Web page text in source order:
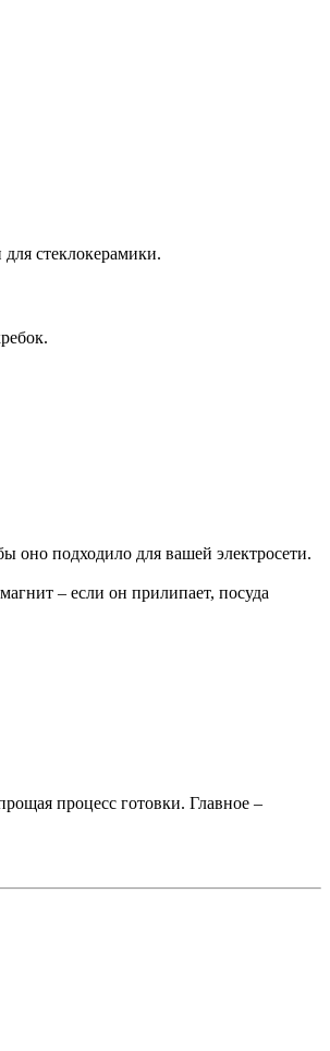
стеклокерамики.
оно подходило для вашей электросети.
– если он прилипает, посуда
процесс готовки. Главное –